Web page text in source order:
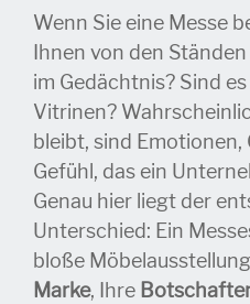
Wenn Sie eine Messe
Ihnen von den
im Gedächtnis? Sind
Vitrinen?
bleibt, sind
Gefühl, das ein
Genau hier liegt der
Unterschied: Ein
bloße
Marke, Ihre